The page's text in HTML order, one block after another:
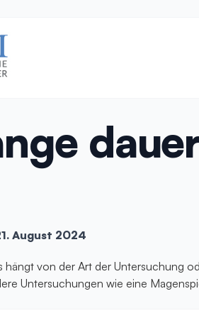
August 2024
hängt von der Art der Untersuchung
Untersuchungen wie eine